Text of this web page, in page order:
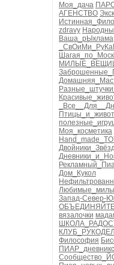
Моя_дача
АГЕНСТВО
zdravy
Ваша_рЫклама
Разные_штучки_
Моя_косметика
Дом_Кукол
Запад-Север-
вязалочки
Философия